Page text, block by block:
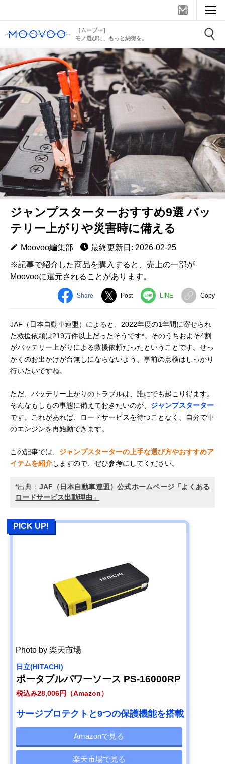
［ムーブー］
モノ選びに、もっと納得を。
ジャンプスターターおすすめ9選 バッ
テリー上がりや災害時に備える
Moovoo編集部
最終更新日: 2026-02-25
※記事で紹介した商品を購入すると、売上の一部が
Moovooに還元されることがあります。
Share Post LINE Copy
JAF（日本自動車連盟）によると、2022年度の1年間に寄せられ
た救援依頼は219万件以上だったそうです*。そのうちおよそ4割
がバッテリー上がりによる救援依頼だったということです。せっ
かくのお出かけが台無しにならないよう、事前の点検はしっかり
行いたいですね。
ただ、バッテリー上がりのトラブルは、誰にでも起こり得ます。
そんなもしもの事態に備えておきたいのが、 ジャンプスターター
です。これがあれば、ロードサービスを待つことなく、自分で車
のエンジンを再始動できます。
この記事では、 ジャンプスターターの上手な選び方やおすすめア
イテムを紹介しますので、ぜひ参考にしてください。
*出典： JAF（日本自動車連盟）公式ホームページ「よくある
ロードサービス出動理由」
PICK UP!
Photo by 楽天市場
日立(HITACHI)
ポータブルパワーソース PS-16000RP
税込み28,006円（Amazon）
サージプロテクトと9つの保護機能を搭載
Amazonで見る
楽天市場で見る